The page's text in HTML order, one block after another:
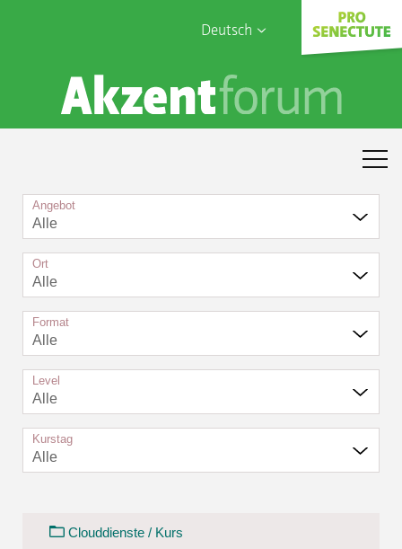
Deutsch
English
Français
Sophia Care
Angebot
Alle
Ort
Alle
Format
Alle
Level
Alle
Kurstag
Alle
Clouddienste / Kurs